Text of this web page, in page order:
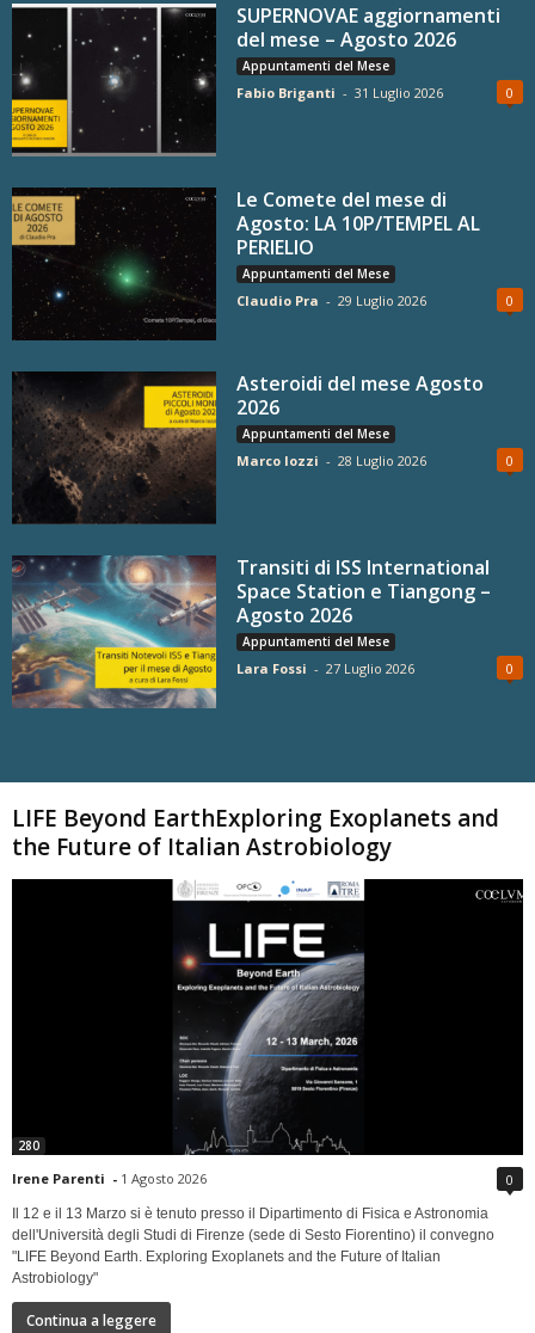
SUPERNOVAE aggiornamenti
del mese – Agosto 2026
Appuntamenti del Mese
Fabio Briganti - 31 Luglio 2026 0
Le Comete del mese di
Agosto: LA 10P/TEMPEL AL
PERIELIO
Appuntamenti del Mese
Claudio Pra - 29 Luglio 2026 0
Asteroidi del mese Agosto
2026
Appuntamenti del Mese
Marco Iozzi - 28 Luglio 2026 0
Transiti di ISS International
Space Station e Tiangong –
Agosto 2026
Appuntamenti del Mese
Lara Fossi - 27 Luglio 2026 0
LIFE Beyond EarthExploring Exoplanets and
the Future of Italian Astrobiology
280
Irene Parenti - 1 Agosto 2026 0
Il 12 e il 13 Marzo si è tenuto presso il Dipartimento di Fisica e Astronomia
dell'Università degli Studi di Firenze (sede di Sesto Fiorentino) il convegno
"LIFE Beyond Earth. Exploring Exoplanets and the Future of Italian
Astrobiology"
Continua a leggere